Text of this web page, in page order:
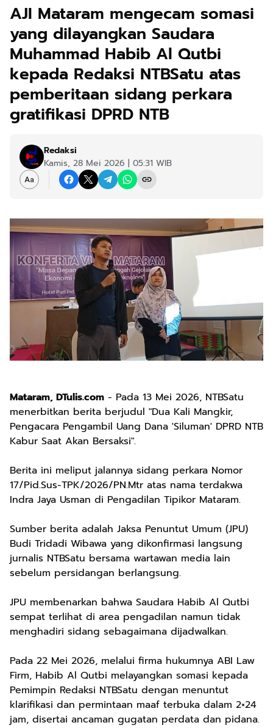
AJI Mataram mengecam somasi
yang dilayangkan Saudara
Muhammad Habib Al Qutbi
kepada Redaksi NTBSatu atas
pemberitaan sidang perkara
gratifikasi DPRD NTB
Redaksi
Kamis, 28 Mei 2026 | 05:31 WIB
Mataram, DTulis.com - Pada 13 Mei 2026, NTBSatu
menerbitkan berita berjudul "Dua Kali Mangkir,
Pengacara Pengambil Uang Dana 'Siluman' DPRD NTB
Kabur Saat Akan Bersaksi".
Berita ini meliput jalannya sidang perkara Nomor
17/Pid.Sus-TPK/2026/PN.Mtr atas nama terdakwa
Indra Jaya Usman di Pengadilan Tipikor Mataram.
Sumber berita adalah Jaksa Penuntut Umum (JPU)
Budi Tridadi Wibawa yang dikonfirmasi langsung
jurnalis NTBSatu bersama wartawan media lain
sebelum persidangan berlangsung.
JPU membenarkan bahwa Saudara Habib Al Qutbi
sempat terlihat di area pengadilan namun tidak
menghadiri sidang sebagaimana dijadwalkan.
Pada 22 Mei 2026, melalui firma hukumnya ABI Law
Firm, Habib Al Qutbi melayangkan somasi kepada
Pemimpin Redaksi NTBSatu dengan menuntut
klarifikasi dan permintaan maaf terbuka dalam 2×24
jam, disertai ancaman gugatan perdata dan pidana.